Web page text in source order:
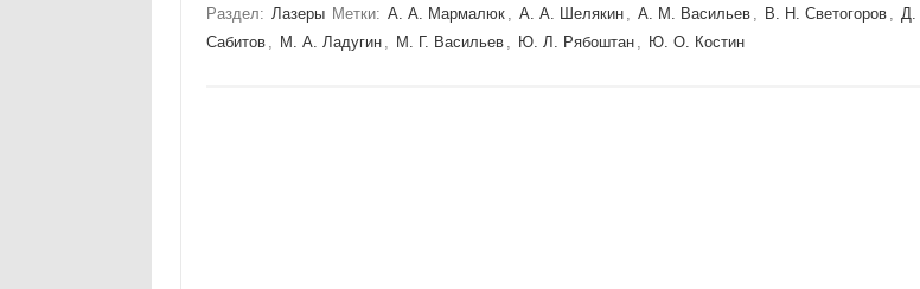
Раздел: Лазеры Метки: А. А. Мармалюк , А. А. Шелякин , А. М. Васильев , В. Н. Светогоров , Д.
Сабитов , М. А. Ладугин , М. Г. Васильев , Ю. Л. Рябоштан , Ю. О. Костин